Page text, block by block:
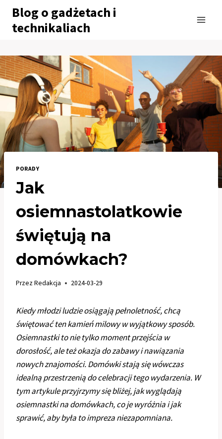
Przejdź
treści
Blog o gadżetach i
technikaliach
PORADY
Jak
osiemnastolatkowie
świętują na
domówkach?
PrzezRedakcja 2024-03-29
Kiedy młodzi ludzie osiągają pełnoletność, chcą
świętować ten kamień milowy w wyjątkowy sposób.
Osiemnastki to nie tylko moment przejścia w
dorosłość, ale też okazja do zabawy i nawiązania
nowych znajomości. Domówki stają się wówczas
idealną przestrzenią do celebracji tego wydarzenia. W
tym artykule przyjrzymy się bliżej, jak wyglądają
osiemnastki na domówkach, co je wyróżnia i jak
sprawić, aby była to impreza niezapomniana.